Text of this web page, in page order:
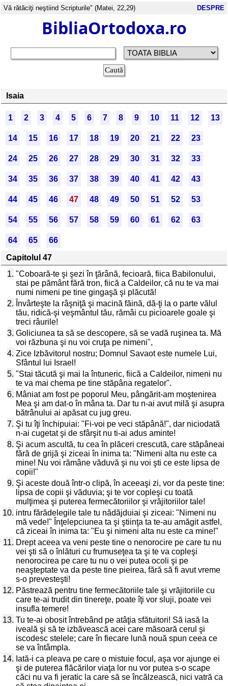
Vă rătăciţi neştiind Scripturile" (Matei, 22,29) DESPRE
BibliaOrtodoxa.ro
Isaia
1 2 3 4 5 6 7 8 9 10 11 12 13
14 15 16 17 18 19 20 21 22 23
24 25 26 27 28 29 30 31 32 33
34 35 36 37 38 39 40 41 42 43
44 45 46 47 48 49 50 51 52 53
54 55 56 57 58 59 60 61 62 63
64 65
66
Capitolul 47
1. "Coboară-te şi şezi în ţărână, fecioară, fiica Babilonului,
stai pe pământ fără tron, fiică a Caldeilor, că nu te va mai
numi nimeni pe tine gingaşă şi plăcută!
2. Învârteşte la râşniţă şi macină făină, dă-ţi la o parte vălul
tău, ridică-şi veşmântul tău, rămâi cu picioarele goale şi
treci râurile!
3. Goliciunea ta să se descopere, să se vadă ruşinea ta. Mă
voi răzbuna şi nu voi cruţa pe nimeni",
4. Zice Izbăvitorul nostru; Domnul Savaot este numele Lui,
Sfântul lui Israel!
5. "Stai tăcută şi mai la întuneric, fiică a Caldeilor, nimeni nu
te va mai chema pe tine stăpâna regatelor".
6. Mâniat am fost pe poporul Meu, pângărit-am moştenirea
Mea şi am dat-o în mâna ta. Dar tu n-ai avut milă şi asupra
bătrânului ai apăsat cu jug greu.
7. Şi tu îţi închipuiai: "Fi-voi pe veci stăpână!", dar niciodată
n-ai cugetat şi de sfârşit nu ti-ai adus aminte!
8. Şi acum ascultă, tu cea în plăceri crescută, care stăpâneai
fără de grijă şi ziceai în inima ta: "Nimeni alta nu este ca
mine! Nu voi rămâne văduvă şi nu voi şti ce este lipsa de
copii!"
9. Şi aceste două într-o clipă, în aceeaşi zi, vor da peste tine:
lipsa de copii şi văduvia; şi te vor copleşi cu toată
mulţimea şi puterea fermecătoriilor şi vrăjitoriilor tale!
10. intru fărădelegile tale tu nădăjduiai şi ziceai: "Nimeni nu
mă vede!" Înţelepciunea ta şi ştiinţa ta te-au amăgit astfel,
că ziceai în inima ta: "Eu şi nimeni alta nu este ca mine!"
11. Drept aceea va veni peste tine o nenorocire pe care tu nu
vei şti să o înlături cu frumuseţea ta şi te va copleşi
nenorocirea pe care tu nu o vei putea ocoli şi pe
neaşteptate va da peste tine pieirea, fără să fi avut vreme
s-o prevesteşti!
12. Păstrează pentru tine fermecătoriile tale şi vrăjitoriile cu
care te-ai trudit din tinereţe, poate îţi vor sluji, poate vei
insufla temere!
13. Tu te-ai obosit întrebând pe atâţia sfătuitori! Să iasă la
iveală şi să te izbăvească acei care măsoară cerul şi
iscodesc stelele; care în fiecare lună nouă spun ceea ce
se va întâmpla.
14. Iată-i ca pleava pe care o mistuie focul, aşa vor ajunge ei
şi de puterea flăcărilor viaţa lor nu vor putea s-o scape
căci nu va fi jeratic la care să se încălzească, nici vatră ca